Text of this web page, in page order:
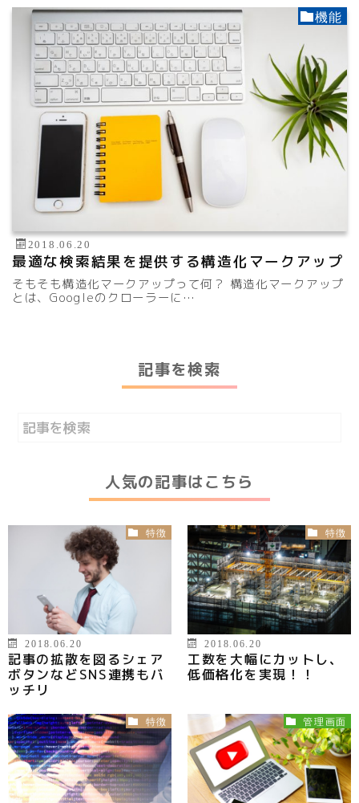
機能
2018.06.20
最適な検索結果を提供する構造化マークアップ
そもそも構造化マークアップって何？ 構造化マークアップ
とは、Googleのクローラーに…
記事を検索
人気の記事はこちら
特徴
2018.06.20
記事の拡散を図るシェア
ボタンなどSNS連携もバ
ッチリ
特徴
2018.06.20
工数を大幅にカットし、
低価格化を実現！！
特徴 管理画面